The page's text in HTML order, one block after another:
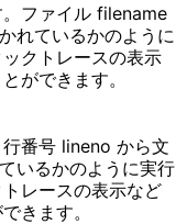
ファイル filename
れているかのように
クトレースの表示
ができます。
番号 lineno から文
いるかのように実行
レースの表示など
きます。